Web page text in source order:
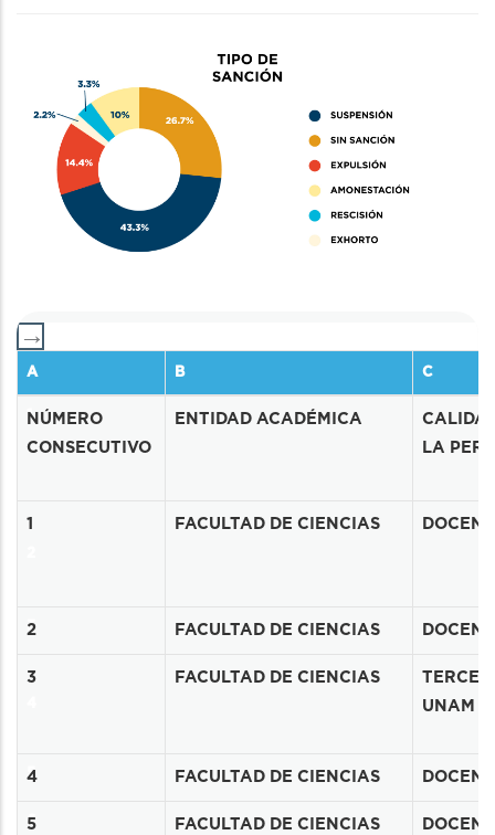
A B C
1NÚMERO
CONSECUTIVO
ENTIDAD ACADÉMICA
LA
1 FACULTAD DE CIENCIAS
3
2 FACULTAD DE CIENCIAS
3 FACULTAD DE CIENCIAS
UNAM
5
4 FACULTAD DE CIENCIAS
6
5 FACULTAD DE CIENCIAS